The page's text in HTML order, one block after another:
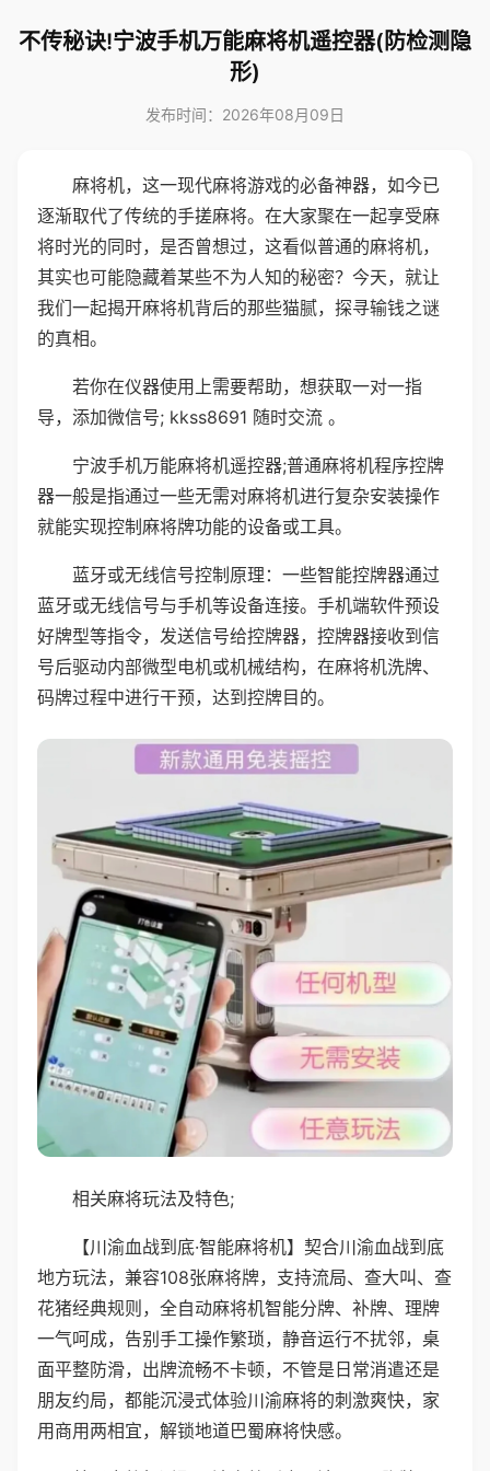
不传秘诀!宁波手机万能麻将机遥控器(防检测隐
形)
发布时间：2026年08月09日
麻将机，这一现代麻将游戏的必备神器，如今已
逐渐取代了传统的手搓麻将。在大家聚在一起享受麻
将时光的同时，是否曾想过，这看似普通的麻将机，
其实也可能隐藏着某些不为人知的秘密？今天，就让
我们一起揭开麻将机背后的那些猫腻，探寻输钱之谜
的真相。
若你在仪器使用上需要帮助，想获取一对一指
导，添加微信号; kkss8691 随时交流 。
宁波手机万能麻将机遥控器;普通麻将机程序控牌
器一般是指通过一些无需对麻将机进行复杂安装操作
就能实现控制麻将牌功能的设备或工具。
蓝牙或无线信号控制原理：一些智能控牌器通过
蓝牙或无线信号与手机等设备连接。手机端软件预设
好牌型等指令，发送信号给控牌器，控牌器接收到信
号后驱动内部微型电机或机械结构，在麻将机洗牌、
码牌过程中进行干预，达到控牌目的。
相关麻将玩法及特色;
【川渝血战到底·智能麻将机】契合川渝血战到底
地方玩法，兼容108张麻将牌，支持流局、查大叫、查
花猪经典规则，全自动麻将机智能分牌、补牌、理牌
一气呵成，告别手工操作繁琐，静音运行不扰邻，桌
面平整防滑，出牌流畅不卡顿，不管是日常消遣还是
朋友约局，都能沉浸式体验川渝麻将的刺激爽快，家
用商用两相宜，解锁地道巴蜀麻将快感。